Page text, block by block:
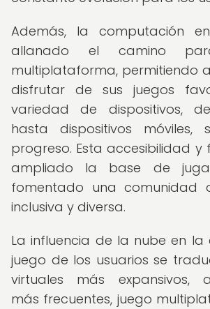
Además, la computación
allanado el camino
multiplataforma, permitiendo
disfrutar de sus juegos
variedad de dispositivos,
hasta dispositivos móviles,
progreso. Esta accesibilidad y
ampliado la base de
fomentado una comunidad
inclusiva y diversa.
La influencia de la nube en la
juego de los usuarios se
virtuales más expansivos,
más frecuentes, juego